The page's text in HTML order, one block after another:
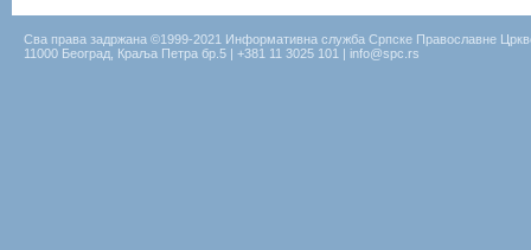
Сва права задржана ©1999-2021 Информативна служба Српске Православне
11000 Београд, Краља Петра бр.5 | +381 11 3025 101 | info@spc.rs